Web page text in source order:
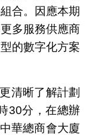
合。因應本期
多服務供應商
的數字化方案
清晰了解計劃
30分，在總辦
華總商會大廈